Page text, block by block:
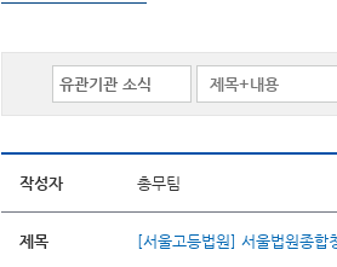
작성자 총무팀
제목 [서울고등법원] 서울법원종합